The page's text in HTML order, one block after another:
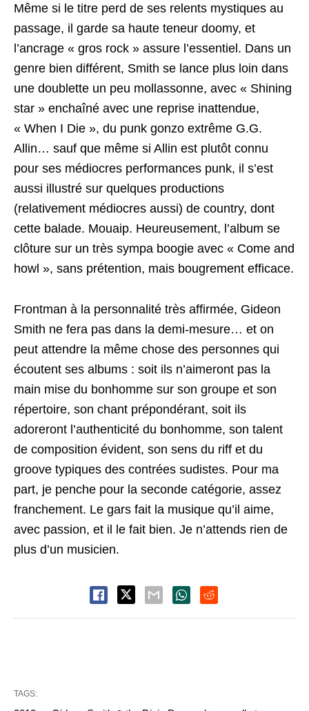
Même si le titre perd de ses relents mystiques au
passage, il garde sa haute teneur doomy, et
l’ancrage « gros rock » assure l’essentiel. Dans un
genre bien différent, Smith se lance plus loin dans
une doublette un peu mollassonne, avec « Shining
star » enchaîné avec une reprise inattendue,
« When I Die », du punk gonzo extrême G.G.
Allin… sauf que même si Allin est plutôt connu
pour ses médiocres performances punk, il s’est
aussi illustré sur quelques productions
(relativement médiocres aussi) de country, dont
cette balade. Mouaip. Heureusement, l’album se
clôture sur un très sympa boogie avec « Come and
howl », sans prétention, mais bougrement efficace.
Frontman à la personnalité très affirmée, Gideon
Smith ne fera pas dans la demi-mesure… et on
peut attendre la même chose des personnes qui
écoutent ses albums : soit ils n’aimeront pas la
main mise du bonhomme sur son groupe et son
répertoire, son chant prépondérant, soit ils
adoreront l’authenticité du bonhomme, son talent
de composition évident, son sens du riff et du
groove typiques des contrées sudistes. Pour ma
part, je penche pour la seconde catégorie, assez
franchement. Le gars fait la musique qu’il aime,
avec passion, et il le fait bien. Je n’attends rien de
plus d’un musicien.
TAGS: